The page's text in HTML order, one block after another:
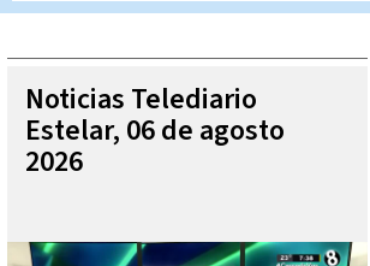
Noticias Telediario
Estelar, 06 de agosto
2026